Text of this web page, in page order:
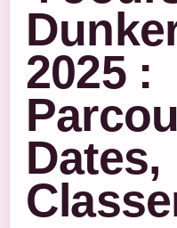
2025 :
Dates,